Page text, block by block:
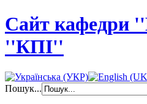
Сайт кафедри
''КПІ''
Пошук...